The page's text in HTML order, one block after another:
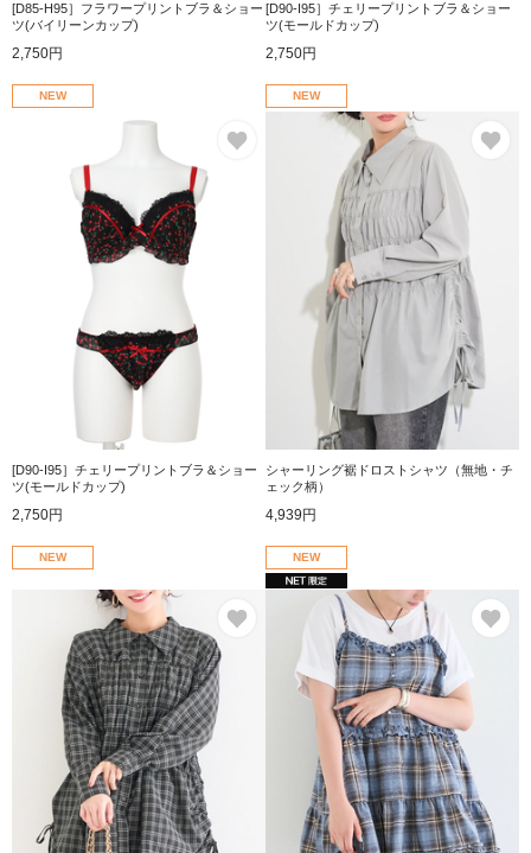
[D85-H95］フラワープリントブラ＆ショー
ツ(バイリーンカップ)
2,750円
[D90-I95］チェリープリントブラ＆ショー
ツ(モールドカップ)
2,750円
NEW
[D90-I95］チェリープリントブラ＆ショー
ツ(モールドカップ)
2,750円
NEW
シャーリング裾ドロストシャツ（無地・チ
ェック柄）
4,939円
NEW NEW